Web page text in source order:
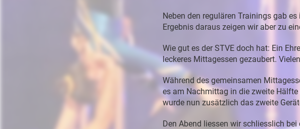
Neben den regulären Trainings gab es
Ergebnis daraus zeigen wiraberzu
Wie gut es derSTVE doch hat: Ein
leckeres Mittagessen gezaubert. Vielen
Währenddes gemeinsamen
es am Nachmittag in die zweite Hälfte
wurde nun zusätzlich das zweite
Den Abend liessen wirschliesslich bei